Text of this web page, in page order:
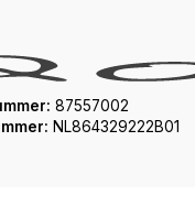
87557002
NL864329222B01